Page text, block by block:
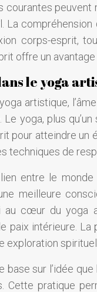
courantes
La
corps-esprit,
offre un avantage
le yoga
artistique,
Le yoga, plus
pour atteindre un
techniques de
entre le
meilleure
cœur du yoga
paix intérieure.
exploration
base sur l’idée
Cette pratique